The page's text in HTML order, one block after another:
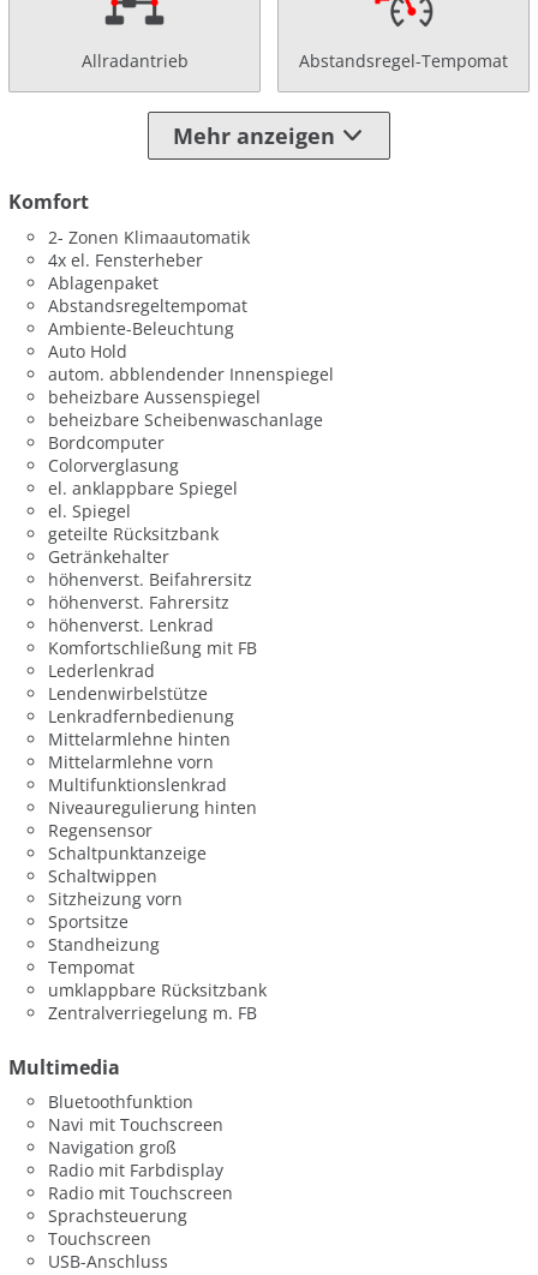
Allradantrieb Abstandsregel-Tempomat
Mehr anzeigen
Komfort
2- Zonen Klimaautomatik
4x el. Fensterheber
Ablagenpaket
Abstandsregeltempomat
Ambiente-Beleuchtung
Auto Hold
autom. abblendender Innenspiegel
beheizbare Aussenspiegel
beheizbare Scheibenwaschanlage
Bordcomputer
Colorverglasung
el. anklappbare Spiegel
el. Spiegel
geteilte Rücksitzbank
Getränkehalter
höhenverst. Beifahrersitz
höhenverst. Fahrersitz
höhenverst. Lenkrad
Komfortschließung mit FB
Lederlenkrad
Lendenwirbelstütze
Lenkradfernbedienung
Mittelarmlehne hinten
Mittelarmlehne vorn
Multifunktionslenkrad
Niveauregulierung hinten
Regensensor
Schaltpunktanzeige
Schaltwippen
Sitzheizung vorn
Sportsitze
Standheizung
Tempomat
umklappbare Rücksitzbank
Zentralverriegelung m. FB
Multimedia
Bluetoothfunktion
Navi mit Touchscreen
Navigation groß
Radio mit Farbdisplay
Radio mit Touchscreen
Sprachsteuerung
Touchscreen
USB-Anschluss